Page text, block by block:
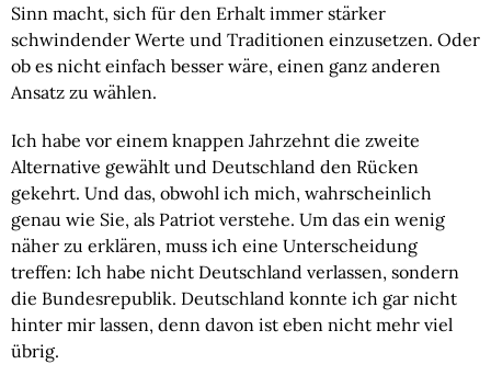
Sinn macht, sich für den Erhalt immer stärker
schwindender Werte und Traditionen einzusetzen. Oder
ob es nicht einfach besser wäre, einen ganz anderen
Ansatz zu wählen.
Ich habe vor einem knappen Jahrzehnt die zweite
Alternative gewählt und Deutschland den Rücken
gekehrt. Und das, obwohl ich mich, wahrscheinlich
genau wie Sie, als Patriot verstehe. Um das ein wenig
näher zu erklären, muss ich eine Unterscheidung
treffen: Ich habe nicht Deutschland verlassen, sondern
die Bundesrepublik. Deutschland konnte ich gar nicht
hinter mir lassen, denn davon ist eben nicht mehr viel
übrig.